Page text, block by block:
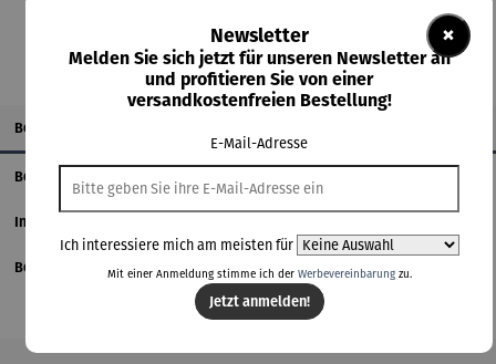
Beschreibung
Benutzerdefinierter-Tab
Informationen zum Hersteller
Bewertungen
×
Newsletter
Melden Sie sich jetzt für unseren Newsletter an
und profitieren Sie von einer
versandkostenfreien Bestellung!
E-Mail-Adresse
Ich interessiere mich am meisten für
Mit einer Anmeldung stimme ich der Werbevereinbarungzu.
Jetzt anmelden!